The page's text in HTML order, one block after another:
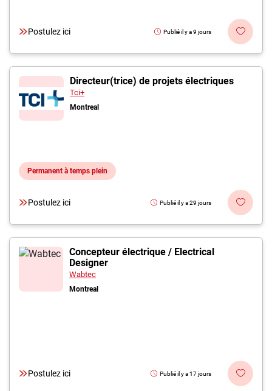
Postulez ici Publié il y a 9 jours
Directeur(trice) de projets électriques
Tci+
Montreal
Permanent à temps plein
Postulez ici Publié il y a 29 jours
Concepteur électrique / Electrical
Designer
Wabtec
Montreal
Postulez ici Publié il y a 17 jours